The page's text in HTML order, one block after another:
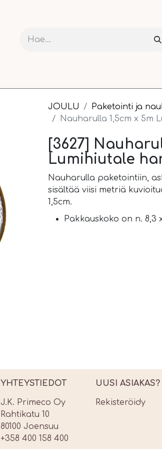
JOULU Paketointi ja
Nauharulla 1,5cm x 5m
[3627]
Lumihiutale
Nauharulla paketointiin,
sisältää viisi metriä
1,5cm.
Pakkauskoko on n. 8,3
YHTEYSTIEDOT
J.K. Primeco Oy
Rahtikatu 10
80100 Joensuu
+358 400 158 400
UUSI ASIAKAS?
Rekisteröidy